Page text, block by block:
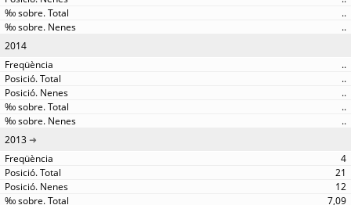
..
..
2014
..
..
..
..
..
2013
4
21
12
7,09